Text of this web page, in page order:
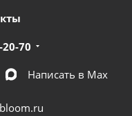
70
Написать в Мах